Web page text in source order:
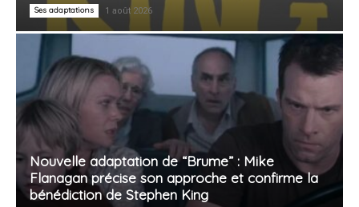
Ses adaptations 1 août 2026
Nouvelle adaptation de “Brume” : Mike
Flanagan précise son approche et confirme la
bénédiction de Stephen King